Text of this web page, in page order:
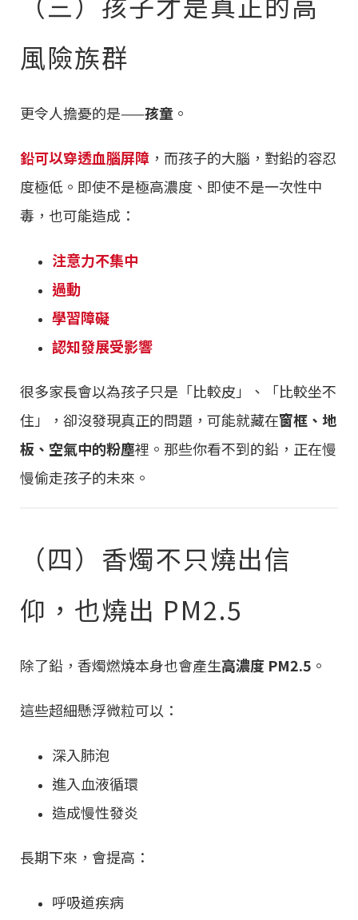
風險族群
更令人擔憂的是——孩童 。
鉛可以穿透血腦屏障 ，而孩子的大腦，對鉛的容忍
度極低。即使不是極高濃度、即使不是一次性中
毒，也可能造成：
注意力不集中
過動
學習障礙
認知發展受影響
很多家長會以為孩子只是「比較皮」、「比較坐不
住」，卻沒發現真正的問題，可能就藏在窗框、地
板、空氣中的粉塵裡。那些你看不到的鉛，正在慢
慢偷走孩子的未來。
（四）香燭不只燒出信
仰，也燒出 PM2.5
除了鉛，香燭燃燒本身也會產生高濃度 PM2.5 。
這些超細懸浮微粒可以：
深入肺泡
進入血液循環
造成慢性發炎
長期下來，會提高：
呼吸道疾病